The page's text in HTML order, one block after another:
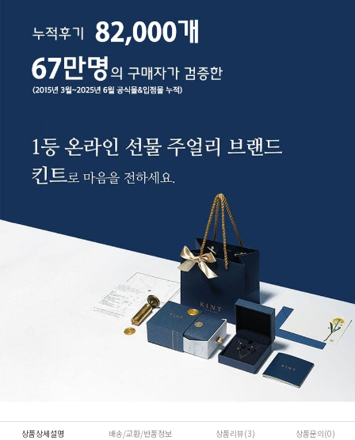
상품상세설명 배송/교환/반품정보 상품리뷰(3) 상품문의(0)